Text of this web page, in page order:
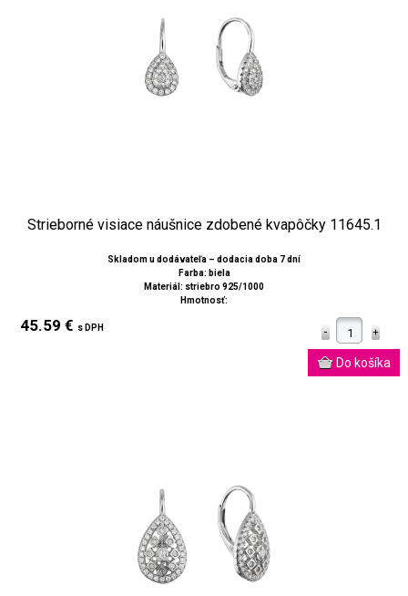
Strieborné visiace náušnice zdobené kvapôčky 11645.1
Skladom u dodávateľa – dodacia doba 7 dní
Farba: biela
Materiál: striebro 925/1000
Hmotnosť:
45.59 € s DPH